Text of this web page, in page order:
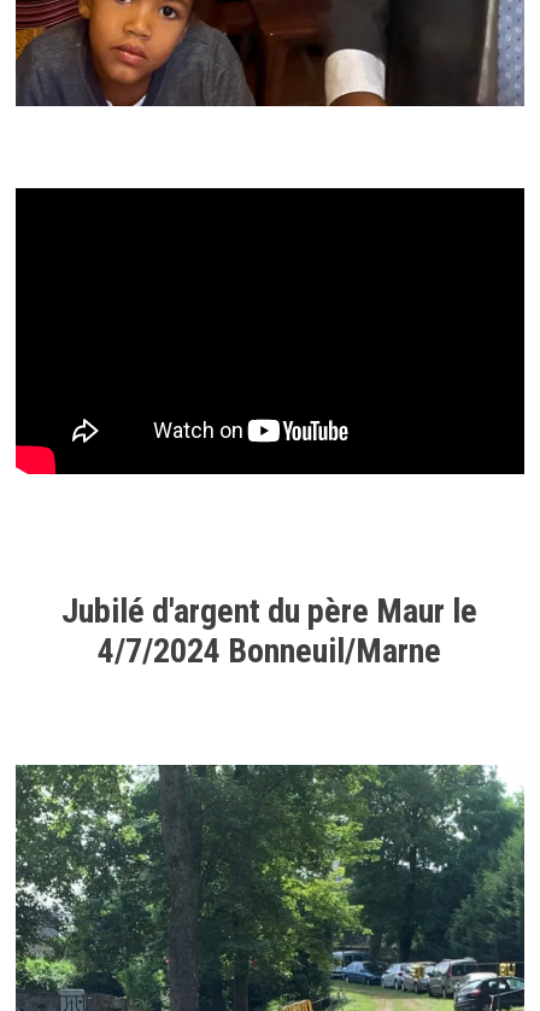
Jubilé d'argent du père Maur le
4/7/2024 Bonneuil/Marne